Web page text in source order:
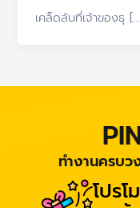
เคล็ดลับที่เจ้าของธุ
ทำงานครบว
โปรโ